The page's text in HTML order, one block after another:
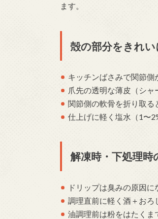
ます。
殻の部分をきれ
キッチンばさみで関節
爪先の透明な薄皮（シ
関節側の軟骨を折り取る
仕上げに軽く塩水（1〜
解凍時・下処理
ドリップは臭みの原因
調理直前に軽く酒＋おろ
油調理前は粉をはたくま